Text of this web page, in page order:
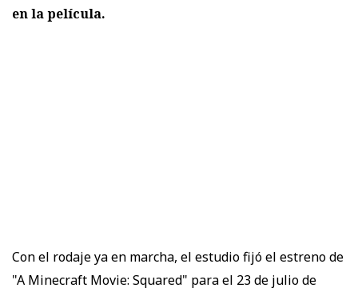
en la película.
Con el rodaje ya en marcha, el estudio fijó el estreno de
"A Minecraft Movie: Squared" para el 23 de julio de